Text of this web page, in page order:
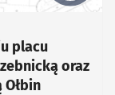
placu
oraz